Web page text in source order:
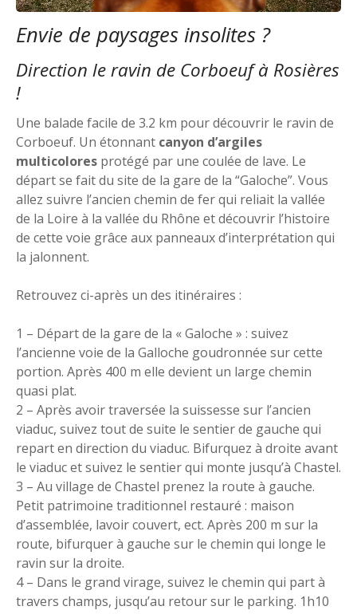
Envie de paysages insolites ?
Direction le ravin de Corboeuf à Rosières
!
Une balade facile de 3.2 km pour découvrir le ravin de
Corboeuf. Un étonnant canyon d’argiles
multicolores protégé par une coulée de lave. Le
départ se fait du site de la gare de la “Galoche”. Vous
allez suivre l’ancien chemin de fer qui reliait la vallée
de la Loire à la vallée du Rhône et découvrir l’histoire
de cette voie grâce aux panneaux d’interprétation qui
la jalonnent.
Retrouvez ci-après un des itinéraires :
1 – Départ de la gare de la « Galoche » : suivez
l’ancienne voie de la Galloche goudronnée sur cette
portion. Après 400 m elle devient un large chemin
quasi plat.
2 – Après avoir traversée la suissesse sur l’ancien
viaduc, suivez tout de suite le sentier de gauche qui
repart en direction du viaduc. Bifurquez à droite avant
le viaduc et suivez le sentier qui monte jusqu’à Chastel.
3 – Au village de Chastel prenez la route à gauche.
Petit patrimoine traditionnel restauré : maison
d’assemblée, lavoir couvert, ect. Après 200 m sur la
route, bifurquer à gauche sur le chemin qui longe le
ravin sur la droite.
4 – Dans le grand virage, suivez le chemin qui part à
travers champs, jusqu’au retour sur le parking. 1h10